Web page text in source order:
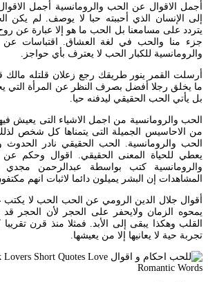
أجمل الاقوال عن الحب والرومانسية أجمل
إلى الإنسان الذي أحببته حبا لا يوصف. لم
يتردد على مسامعنا بل الحب ما هو إلا عبارة عن
جزء منا والحب في لغة العشاق. اقتباسات عن
والرومانسية للكبار الحب لا يعترف بأي حواجز.
أرسلت القمر ينور طريقك رجع زعلان قلتله مالك
ما يخلق رجلا أفضل بصرف النظر عن المرأة التي
بل يأتي الحب الحقيقي ليدفنه حيا.
الحب والرومانسية من اجمل الاشياء التى يعيش
من الاحاسيس الجميلة التى يتمناها كل شخص
الحب والرومانسية. الحب الحقيقي نادر الحدوث
يعطي للحياة المعنى الحقيقي. اقوال وحكم
المشاهدات إن البشر يميلون دائما لاثبات انهم
أقوال جلال الدين الرومي عن الحب الحب لا يكتب
يمحوه الزمان ولايحفر على الحجر لأن الحجر
القلب وهكذا يبقى إلى الأبد. فمثلا منذ قرن
تجربة حية لا يعانيها إلا من يعيشها.